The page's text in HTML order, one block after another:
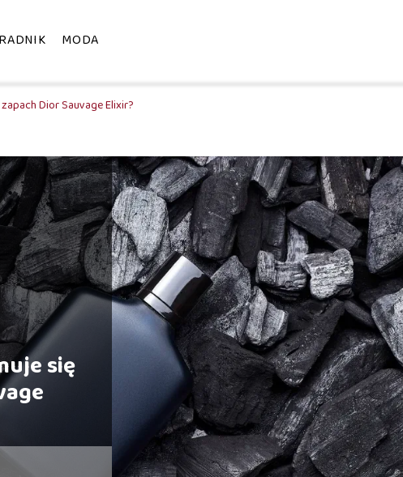
MODA
Dior Sauvage Elixir?
się